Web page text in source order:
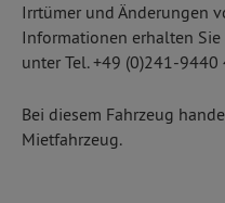
Irrtümer und Änderungen
Informationen erhalten
unter Tel. +49 (0)241-9440
Bei diesem Fahrzeug
Mietfahrzeug.